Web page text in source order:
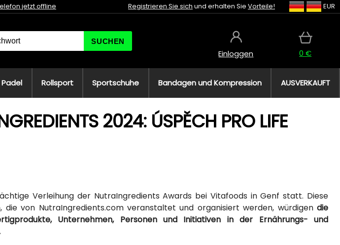
jetzt offline Registrieren Sie sich und erhalten Sie Vorteile! EUR
SUCHEN
Einloggen 0 €
Padel Rollsport Sportschuhe Bandagen und Kompression AUSVERKAUFT
2024: ÚSPĚCH PRO LIFE
Verleihung der NutraIngredients Awards bei Vitafoods in Genf statt. Diese
die von NutraIngredients.com veranstaltet und organisiert werden, würdigen die
Unternehmen, Personen und Initiativen in der Ernährungs- und